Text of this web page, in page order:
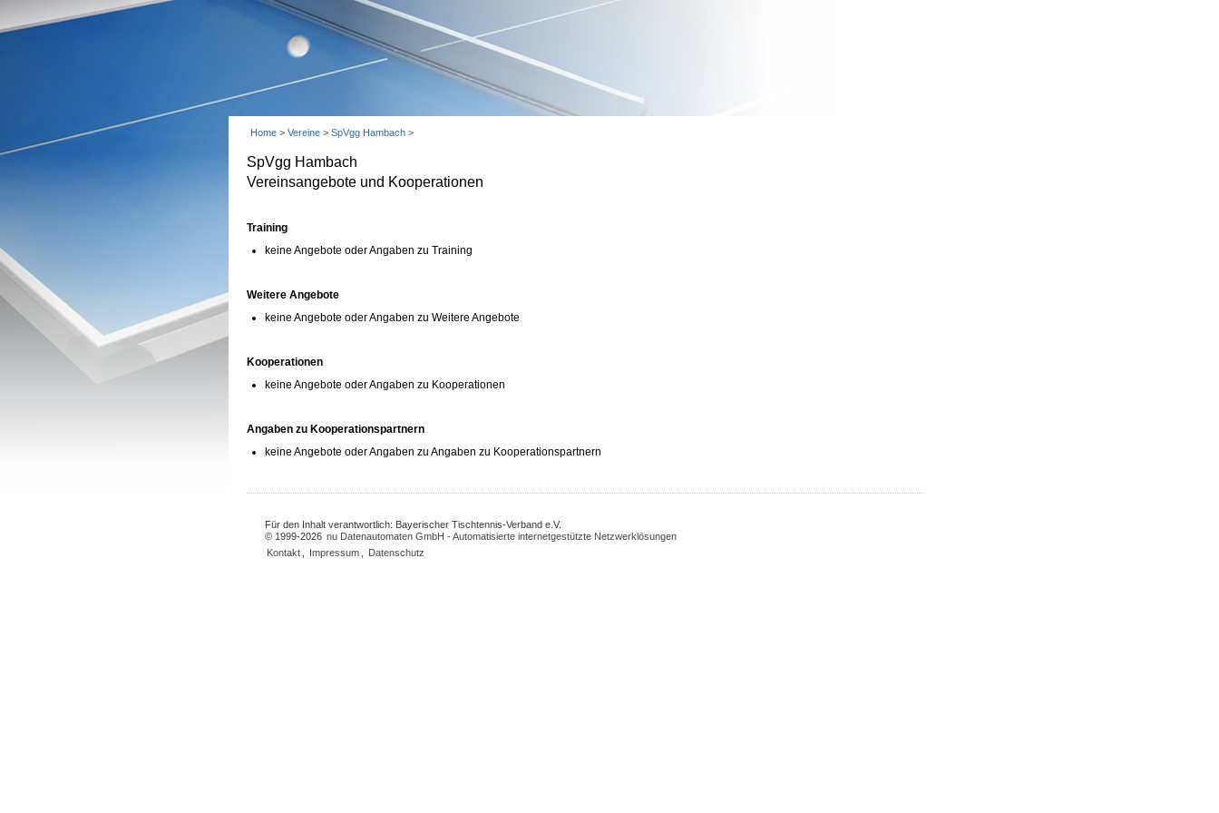
Home > Vereine > SpVgg Hambach >
SpVgg Hambach
Vereinsangebote und Kooperationen
Training
keine Angebote oder Angaben zu Training
Weitere Angebote
keine Angebote oder Angaben zu Weitere Angebote
Kooperationen
keine Angebote oder Angaben zu Kooperationen
Angaben zu Kooperationspartnern
keine Angebote oder Angaben zu Angaben zu Kooperationspartnern
Für den Inhalt verantwortlich: Bayerischer Tischtennis-Verband e.V.
© 1999-2026 nu Datenautomaten GmbH - Automatisierte internetgestützte Netzwerklösungen
Kontakt
Impressum Datenschutz